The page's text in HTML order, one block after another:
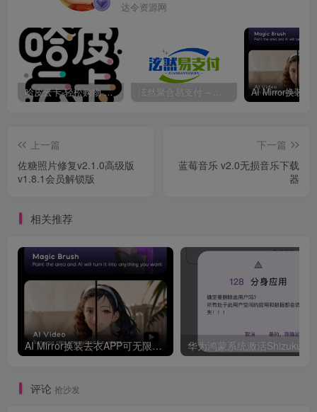
达令资源网
哈皮云卡-轻松购物 即买即发 泫然聚合易支付 – 行业领先的免签约支付平台
上一篇
佐糖照片修复v2.1.0高级版
v1.8.1会员解锁版
下一篇
蓝莓音乐 v2.0无损音乐下载
器
相关推荐
AI Mirror换装去衣APP可无限白嫖！
评论 抢沙发